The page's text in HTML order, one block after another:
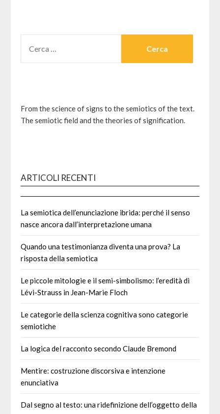
PER:
From the science of signs to the semiotics of the text.
The semiotic field and the theories of signification.
ARTICOLI RECENTI
La semiotica dell’enunciazione ibrida: perché il senso
nasce ancora dall’interpretazione umana
Quando una testimonianza diventa una prova? La
risposta della semiotica
Le piccole mitologie e il semi-simbolismo: l’eredità di
Lévi-Strauss in Jean-Marie Floch
Le categorie della scienza cognitiva sono categorie
semiotiche
La logica del racconto secondo Claude Bremond
Mentire: costruzione discorsiva e intenzione
enunciativa
Dal segno al testo: una ridefinizione dell’oggetto della